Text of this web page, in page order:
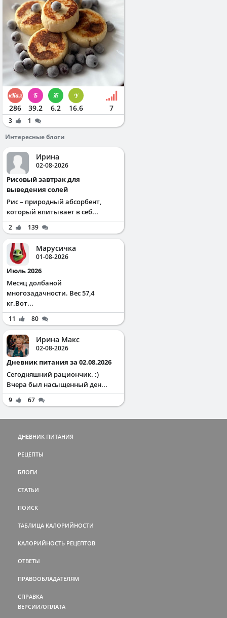
286 39.2 6.2 16.6 7
3
1
Интересные блоги
Ирина
02-08-2026
Рисовый завтрак для
выведения солей
Рис – природный абсорбент,
который впитывает в себ...
2 139
Марусичка
01-08-2026
Июль 2026
Месяц долбаной
многозадачности. Вес 57,4
кг.Вот...
11 80
Ирина Макс
02-08-2026
Дневник питания за 02.08.2026
Сегодняшний рациончик. :)
Вчера был насыщенный ден...
9 67
ДНЕВНИК ПИТАНИЯ
РЕЦЕПТЫ
БЛОГИ
СТАТЬИ
ПОИСК
ТАБЛИЦА КАЛОРИЙНОСТИ
КАЛОРИЙНОСТЬ РЕЦЕПТОВ
ОТВЕТЫ
ПРАВООБЛАДАТЕЛЯМ
СПРАВКА
ВЕРСИИ/ОПЛАТА